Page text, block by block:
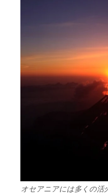
オセアニアには多くの活